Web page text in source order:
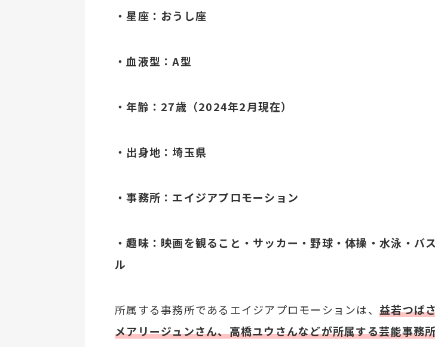
・星座：おうし座
・血液型：A型
・年齢：27歳（2024年2月現在）
・出身地：埼玉県
・事務所：エイジアプロモーション
・趣味：映画を観ること・サッカー・野球・体操・水泳・バ
ル
所属する事務所であるエイジアプロモーションは、 益若つば
メアリージュンさん、高橋ユウさんなどが所属する芸能事務